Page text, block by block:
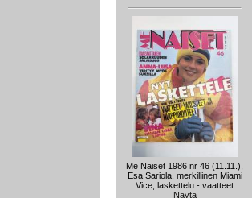
Me Naiset 1986 nr 46 (11.11.),
Esa Sariola, merkillinen Miami
Vice, laskettelu - vaatteet
Näytä